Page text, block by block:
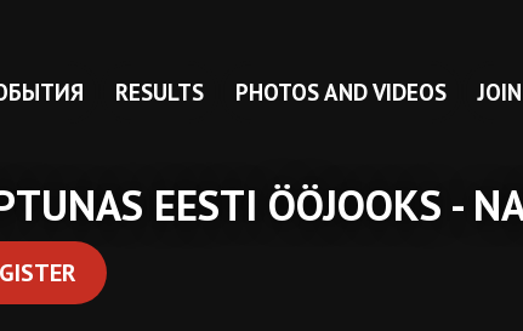
RESULTS PHOTOS AND VIDEOS
EESTI ÖÖJOOKS -